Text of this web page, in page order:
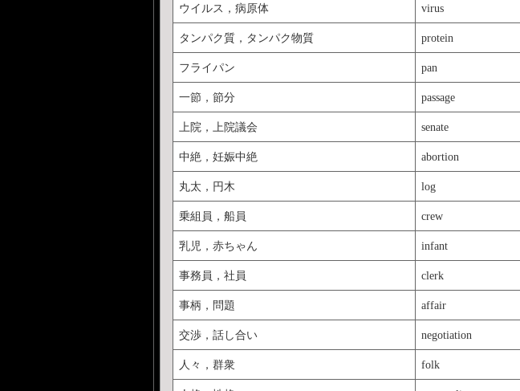
ウイルス，病原体 virus
タンパク質，タンパク物質 protein
フライパン pan
一節，節分 passage
上院，上院議会 senate
中絶，妊娠中絶 abortion
丸太，円木 log
乗組員，船員 crew
乳児，赤ちゃん infant
事務員，社員 clerk
事柄，問題 affair
交渉，話し合い negotiation
人々，群衆 folk